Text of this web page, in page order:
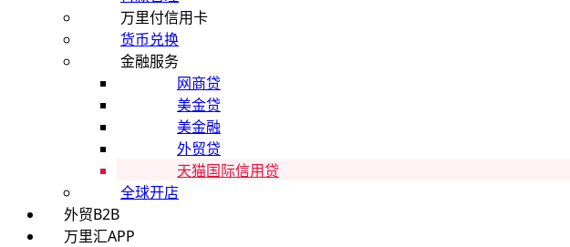
万里付信用卡
货币兑换
金融服务
网商贷
美金贷
美金融
外贸贷
天猫国际信用贷
全球开店
外贸B2B
万里汇APP